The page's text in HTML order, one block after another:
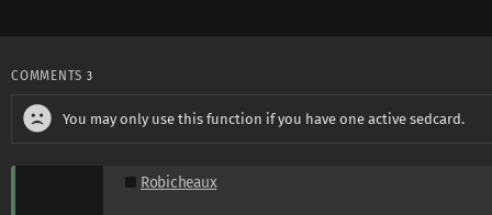
COMMENTS 3
You may only use this function if you have one active sedcard.
Robicheaux